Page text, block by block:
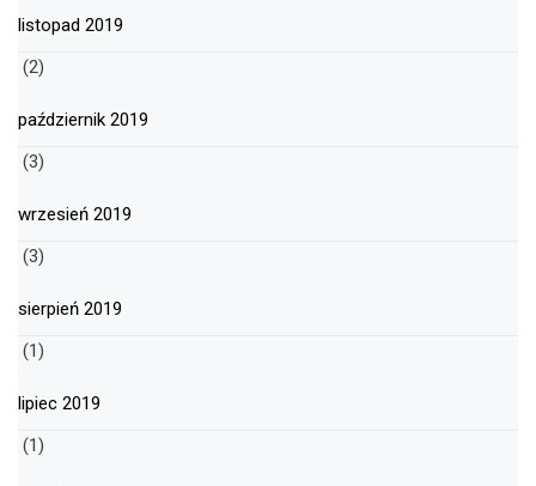
listopad 2019
(2)
październik 2019
(3)
wrzesień 2019
(3)
sierpień 2019
(1)
lipiec 2019
(1)